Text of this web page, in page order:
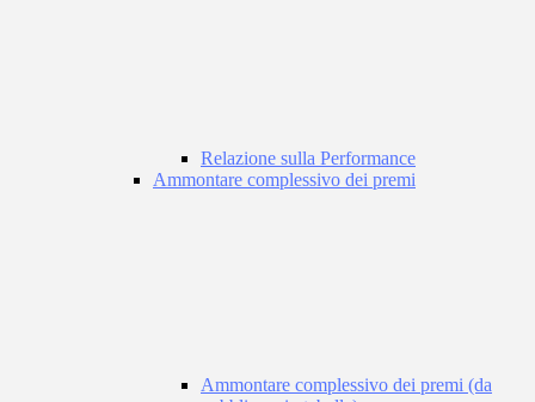
Relazione sulla Performance
Ammontare complessivo dei premi
Ammontare complessivo dei premi (da